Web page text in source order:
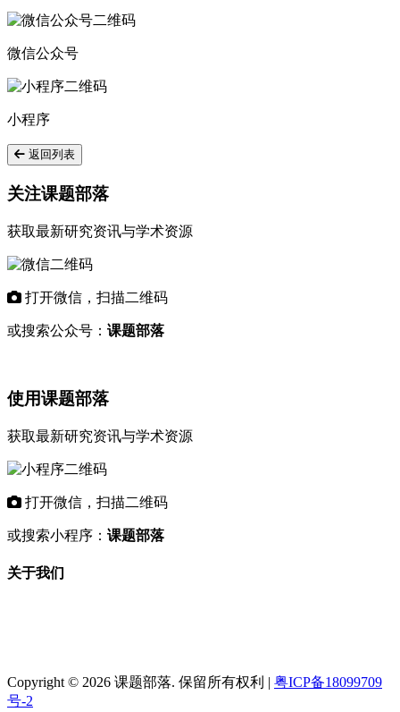
微信公众号
小程序
返回列表
关注课题部落
获取最新研究资讯与学术资源
打开微信，扫描二维码
或搜索公众号： 课题部落
使用课题部落
获取最新研究资讯与学术资源
打开微信，扫描二维码
或搜索小程序： 课题部落
关于我们
Copyright © 2026 课题部落. 保留所有权利 | 粤ICP备18099709
号-2